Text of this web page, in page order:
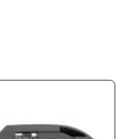
σύστημα
ζελατίνα και